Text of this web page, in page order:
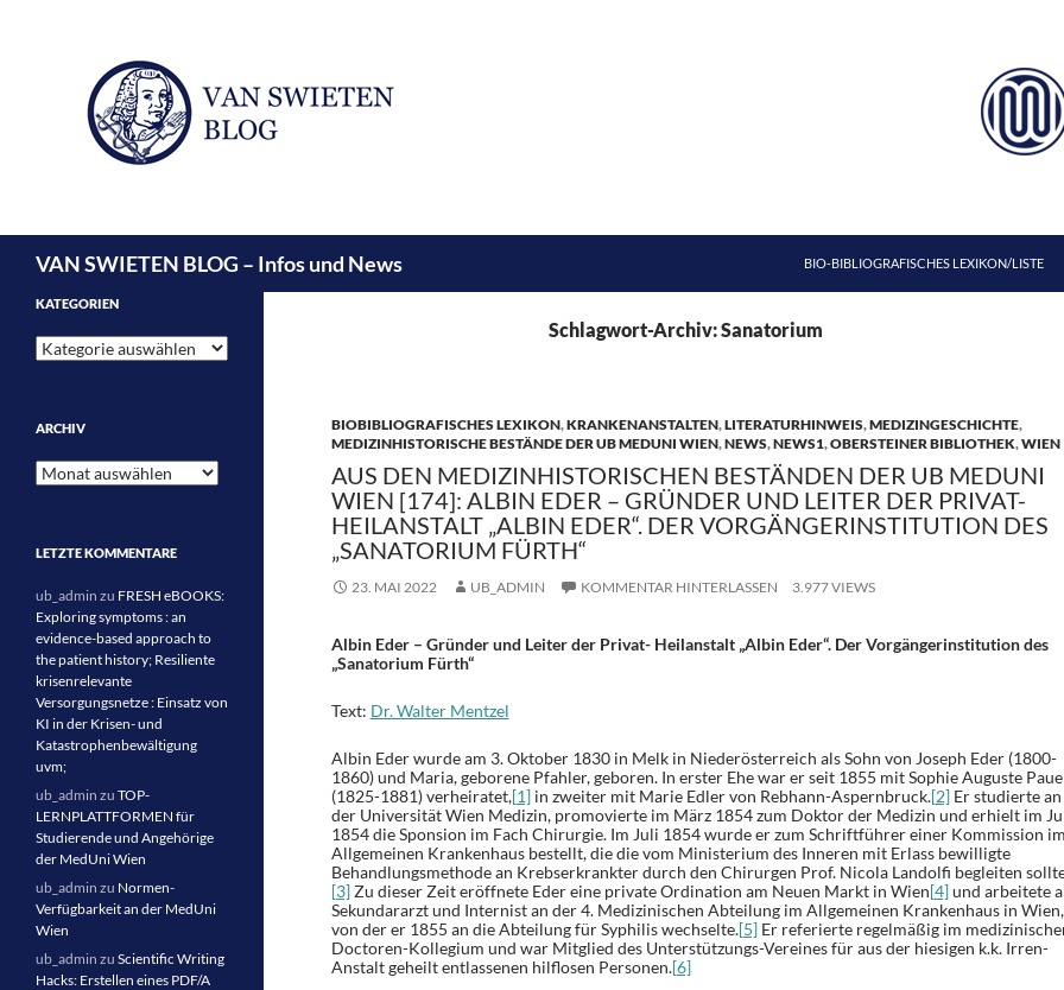
VAN SWIETEN BLOG – Infos und News
BIO-BIBLIOGRAFISCHES LEXIKON/LISTE
Schlagwort-Archiv: Sanatorium
BIOBIBLIOGRAFISCHES LEXIKON,KRANKENANSTALTEN,LITERATURHINWEIS,MEDIZINGESCHICHTE,
MEDIZINHISTORISCHE BESTÄNDE DER UB MEDUNI WIEN,NEWS,NEWS1,OBERSTEINER BIBLIOTHEK,WIEN
AUS DEN MEDIZINHISTORISCHEN BESTÄNDEN DER UB MEDUNI
WIEN [174]: ALBIN EDER – GRÜNDER UND LEITER DER PRIVAT-
HEILANSTALT „ALBIN EDER“. DER VORGÄNGERINSTITUTION DES
„SANATORIUM FÜRTH“
23. MAI 2022 UB_ADMIN KOMMENTAR HINTERLASSEN 3.977 VIEWS
Albin Eder – Gründer und Leiter der Privat- Heilanstalt „Albin Eder“. Der Vorgängerinstitution des
„Sanatorium Fürth“
Text: Dr. Walter Mentzel
Albin Eder wurde am 3. Oktober 1830 in Melk in Niederösterreich als Sohn von Joseph Eder (1800-
1860) und Maria, geborene Pfahler, geboren. In erster Ehe war er seit 1855 mit Sophie Auguste
(1825-1881) verheiratet,[1]in zweiter mit Marie Edler von Rebhann-Aspernbruck.[2]Er studierte an
der Universität Wien Medizin, promovierte im März 1854 zum Doktor der Medizin und erhielt im
1854 die Sponsion im Fach Chirurgie. Im Juli 1854 wurde er zum Schriftführer einer Kommission
Allgemeinen Krankenhaus bestellt, die die vom Ministerium des Inneren mit Erlass bewilligte
Behandlungsmethode an Krebserkrankter durch den Chirurgen Prof. Nicola Landolfi begleiten
[3]Zu dieser Zeit eröffnete Eder eine private Ordination am Neuen Markt in Wien[4]und arbeitete
Sekundararzt und Internist an der 4. Medizinischen Abteilung im Allgemeinen Krankenhaus in Wien,
von der er 1855 an die Abteilung für Syphilis wechselte.[5]Er referierte regelmäßig im
Doctoren-Kollegium und war Mitglied des Unterstützungs-Vereines für aus der hiesigen k.k. Irren-
Anstalt geheilt entlassenen hilflosen Personen.[6]
KATEGORIEN
Kategorien
ARCHIV
Archiv
LETZTE KOMMENTARE
ub_admin zu FRESH eBOOKS:
Exploring symptoms : an
evidence-based approach to
the patient history; Resiliente
krisenrelevante
Versorgungsnetze : Einsatz von
KI in der Krisen- und
Katastrophenbewältigung
uvm;
ub_admin zu TOP-
LERNPLATTFORMEN für
Studierende und Angehörige
der MedUni Wien
ub_admin zu Normen-
Verfügbarkeit an der MedUni
Wien
ub_admin zu Scientific Writing
Hacks: Erstellen eines PDF/A